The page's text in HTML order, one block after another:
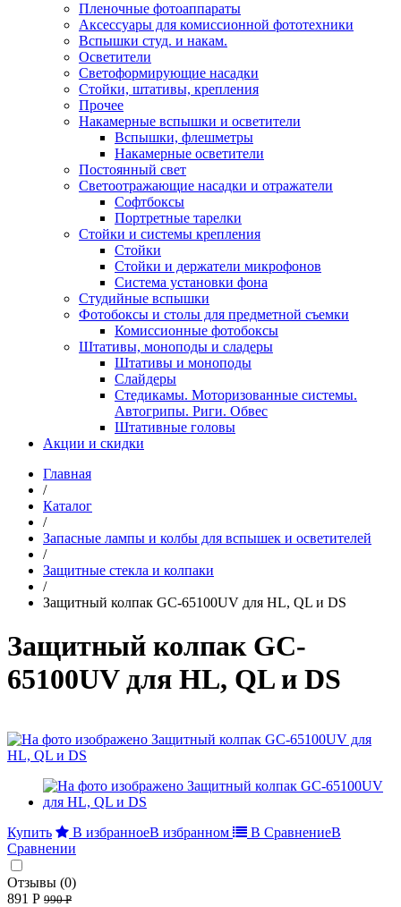
Пленочные фотоаппараты
Аксессуары для комиссионной фототехники
Вспышки студ. и накам.
Осветители
Светоформирующие насадки
Стойки, штативы, крепления
Прочее
Накамерные вспышки и осветители
Вспышки, флешметры
Накамерные осветители
Постоянный свет
Светоотражающие насадки и отражатели
Софтбоксы
Портретные тарелки
Стойки и системы крепления
Стойки
Стойки и держатели микрофонов
Система установки фона
Студийные вспышки
Фотобоксы и столы для предметной съемки
Комиссионные фотобоксы
Штативы, моноподы и сладеры
Штативы и моноподы
Слайдеры
Стедикамы. Моторизованные системы.
Автогрипы. Риги. Обвес
Штативные головы
Акции и скидки
Главная
/
Каталог
/
Запасные лампы и колбы для вспышек и осветителей
/
Защитные стекла и колпаки
/
Защитный колпак GC-65100UV для HL, QL и DS
Защитный колпак GC-
65100UV для HL, QL и DS
Купить В избранноеВ избранном В СравнениеВ
Сравнении
Отзывы (0)
891 Р 990 Р